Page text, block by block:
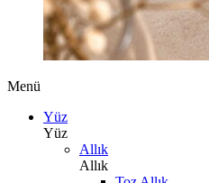
Menü
Yüz
Yüz
Allık
Allık